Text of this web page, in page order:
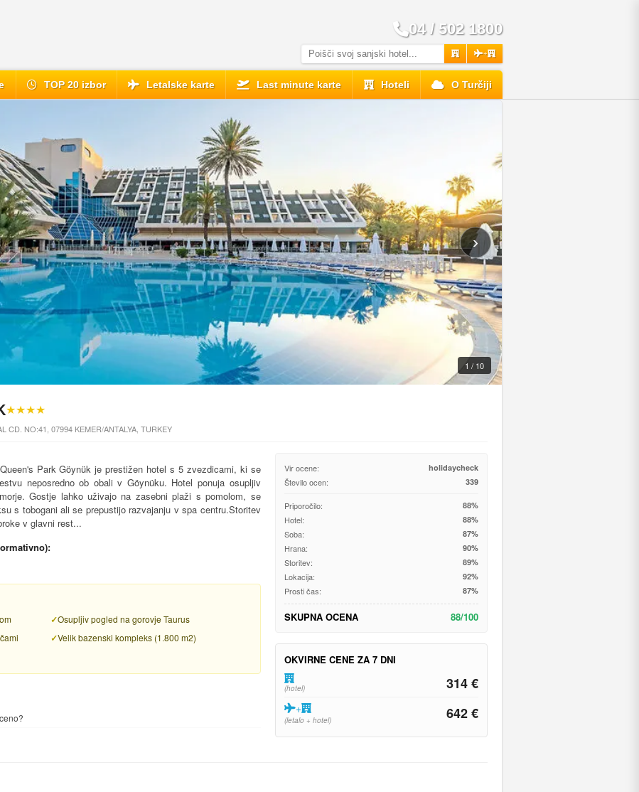
04 / 502 1800
+
TOP 20 izbor Letalske karte Last minute karte Hoteli O Turčiji
›
1 / 10
★★★★
CD. NO:41, 07994 KEMER/ANTALYA, TURKEY
Park Göynük je prestižen hotel s 5 zvezdicami, ki se
neposredno ob obali v Göynüku. Hotel ponuja osupljiv
Gostje lahko uživajo na zasebni plaži s pomolom, se
s tobogani ali se prepustijo razvajanju v spa centru.Storitev
v glavni rest...
Osupljiv pogled na gorovje Taurus
Velik bazenski kompleks (1.800 m2)
Vir ocene: holidaycheck
Število ocen: 339
Priporočilo: 88%
Hotel: 88%
Soba: 87%
Hrana: 90%
Storitev: 89%
Lokacija: 92%
Prosti čas: 87%
SKUPNA OCENA 88/100
OKVIRNE CENE ZA 7 DNI
(hotel) 314 €
+
(letalo + hotel) 642 €